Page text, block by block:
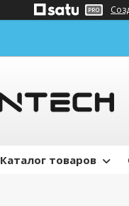
Каталог товаров